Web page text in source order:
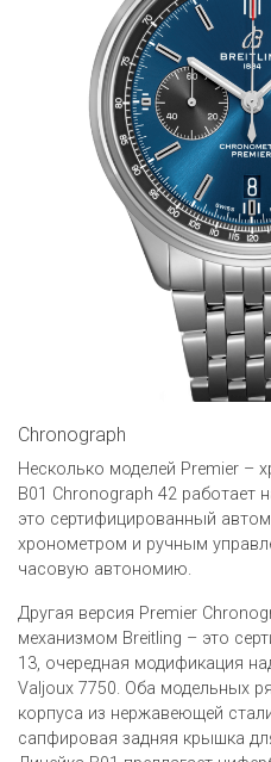
Chronograph
Несколько моделей Premier –
B01 Chronograph 42 работает
это сертифицированный
хронометром и ручным
часовую автономию.
Другая версия Premier
механизмом Breitling – это
13, очередная модификация
Valjoux 7750. Оба модельных
корпуса из нержавеющей
сапфировая задняя крышка